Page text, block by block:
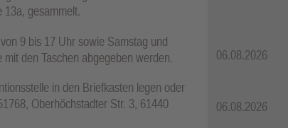
gesammelt.
9 bis 17 Uhr sowie Samstag und
den Taschen abgegeben werden.
in den Briefkasten legen oder
Oberhöchstadter Str. 3, 61440
06.08.2026
06.08.2026